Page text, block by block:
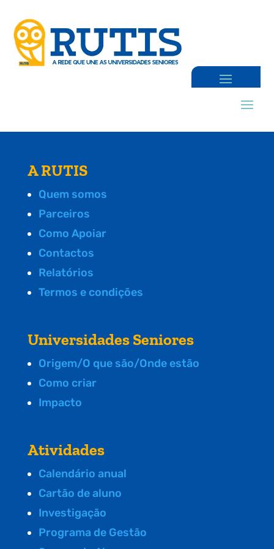
A RUTIS
Quem somos
Parceiros
Como Apoiar
Contactos
Relatórios
Termos e condições
Universidades Seniores
Origem/O que são/Onde estão
Como criar
Impacto
Atividades
Calendário anual
Cartão de aluno
Investigação
Programa de Gestão